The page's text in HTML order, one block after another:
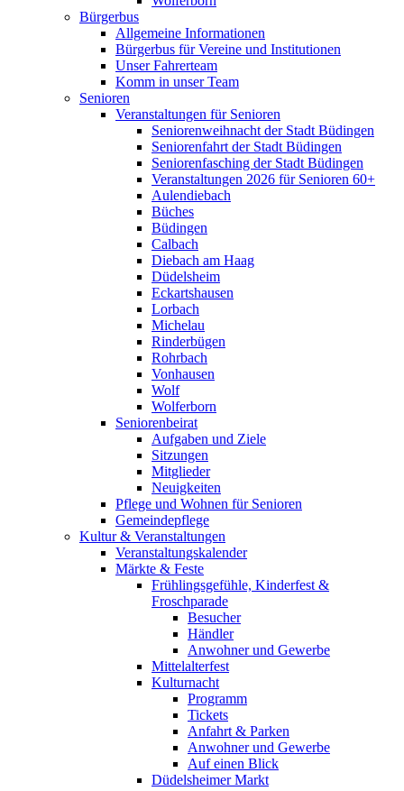
Bürgerbus
Allgemeine Informationen
Bürgerbus für Vereine und Institutionen
Unser Fahrerteam
Komm in unser Team
Senioren
Veranstaltungen für Senioren
Seniorenweihnacht der Stadt Büdingen
Seniorenfahrt der Stadt Büdingen
Seniorenfasching der Stadt Büdingen
Veranstaltungen 2026 für Senioren 60+
Aulendiebach
Büches
Büdingen
Calbach
Diebach am Haag
Düdelsheim
Eckartshausen
Lorbach
Michelau
Rinderbügen
Rohrbach
Vonhausen
Wolf
Wolferborn
Seniorenbeirat
Aufgaben und Ziele
Sitzungen
Mitglieder
Neuigkeiten
Pflege und Wohnen für Senioren
Gemeindepflege
Kultur & Veranstaltungen
Veranstaltungskalender
Märkte & Feste
Frühlingsgefühle, Kinderfest &
Froschparade
Besucher
Händler
Anwohner und Gewerbe
Mittelalterfest
Kulturnacht
Programm
Tickets
Anfahrt & Parken
Anwohner und Gewerbe
Auf einen Blick
Düdelsheimer Markt